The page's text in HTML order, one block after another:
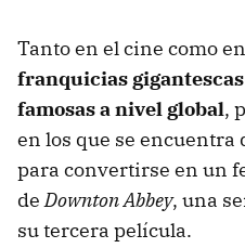
Tanto en el cine como
franquicias
famosas a nivel global,
en los que se
para convertirse en un
deDownton Abbey, una
su tercera película.